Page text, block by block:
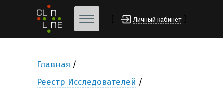
Личный кабинет
Главная
Реестр Исследователей